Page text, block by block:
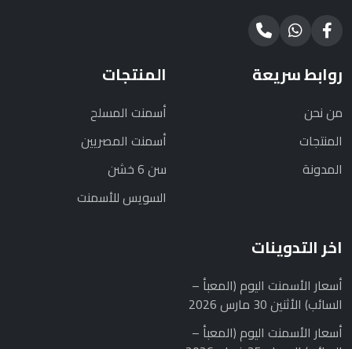
روابط سريعة
من نحن
المنتجات
المدونة
المنتجات
أسمنت المسلح
أسمنت المصريين
سن 6 خشن
السويس للأسمنت
اخر التدوينات
أسعار الأسمنت اليوم (المعبأ –
السائب) الأثنين 30 مارس 2026
أسعار الأسمنت اليوم (المعبأ –